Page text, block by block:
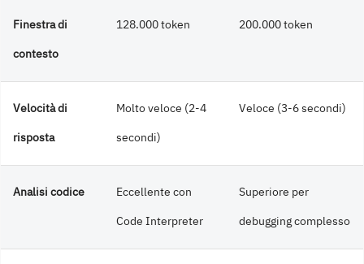
Finestra di
contesto
128.000 token 200.000 token
Velocità di
risposta
Molto veloce (2-4
secondi)
Veloce (3-6 secondi)
Analisi codice
Eccellente con
Code Interpreter
Superiore per
debugging complesso